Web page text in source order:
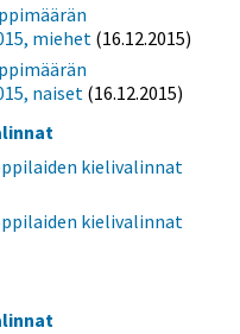
miehet (16.12.2015)
naiset (16.12.2015)
kielivalinnat
kielivalinnat